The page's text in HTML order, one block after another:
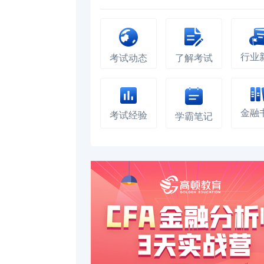
考试动态 了解考试 行业
考试经验 学霸笔记 金融